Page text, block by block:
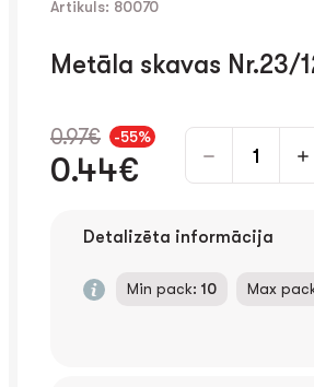
Artikuls: 80070
Metāla skavas Nr.23/
0.97€ -55%
0.44€
Detalizēta informācija
Min pack: 10 Max